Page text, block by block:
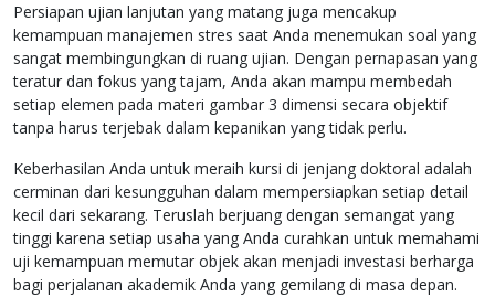
Persiapan ujian lanjutan yang matang juga mencakup
kemampuan manajemen stres saat Anda menemukan soal yang
sangat membingungkan di ruang ujian. Dengan pernapasan yang
teratur dan fokus yang tajam, Anda akan mampu membedah
setiap elemen pada materi gambar 3 dimensi secara objektif
tanpa harus terjebak dalam kepanikan yang tidak perlu.
Keberhasilan Anda untuk meraih kursi di jenjang doktoral adalah
cerminan dari kesungguhan dalam mempersiapkan setiap detail
kecil dari sekarang. Teruslah berjuang dengan semangat yang
tinggi karena setiap usaha yang Anda curahkan untuk memahami
uji kemampuan memutar objek akan menjadi investasi berharga
bagi perjalanan akademik Anda yang gemilang di masa depan.